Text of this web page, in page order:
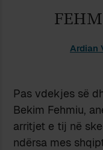
Ardian
Pas vdekjes së
Bekim Fehmiu,
arritjet e tij në
ndërsa mes